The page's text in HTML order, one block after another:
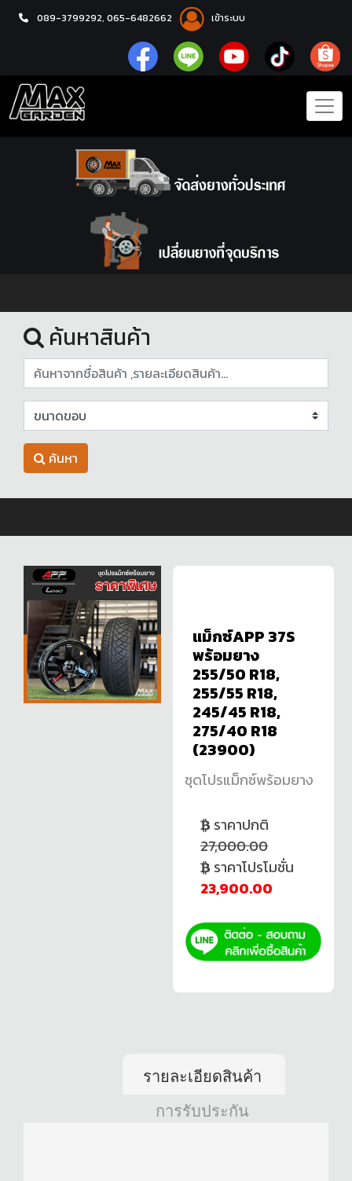
089-3799292, 065-6482662 เข้าระบบ
หน้าแรก
ค้นหาสินค้า
ค้นหา
แม็กซ์APP 37S
พร้อมยาง
255/50 R18,
255/55 R18,
245/45 R18,
275/40 R18
(23900)
ชุดโปรแม็กซ์พร้อมยาง
ราคาปกติ
27,000.00
ราคาโปรโมชั่น
23,900.00
รายละเอียดสินค้า
การรับประกัน